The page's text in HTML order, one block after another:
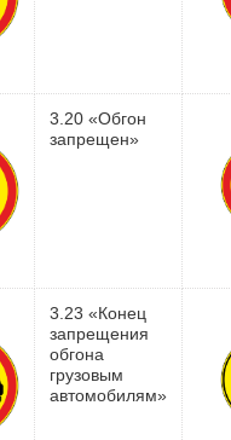
3.20 «Обгон
запрещен»
3.23 «Конец
запрещения
обгона
грузовым
автомобилям»